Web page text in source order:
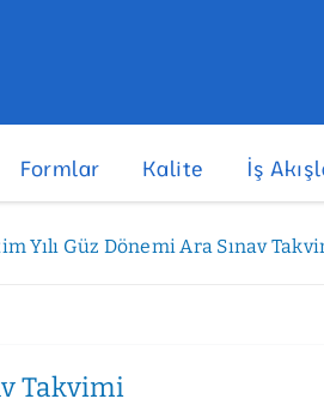
Formlar Kalite İş
Yılı Güz Dönemi Ara Sınav
Takvimi